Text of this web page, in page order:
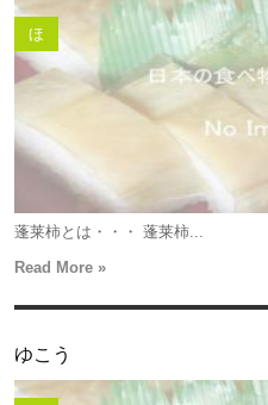
ほ
蓬莱柿とは・・・ 蓬莱柿...
Read More »
ゆこう